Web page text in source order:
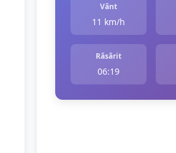
Vânt
11 km/h
Răsărit
06:19